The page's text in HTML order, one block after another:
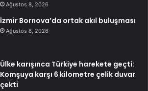
Ağustos 8, 2026
İzmir Bornova’da ortak akıl buluşması
Ağustos 8, 2026
Ülke karışınca Türkiye harekete geçti:
Komşuya karşı 6 kilometre çelik duvar
çekti